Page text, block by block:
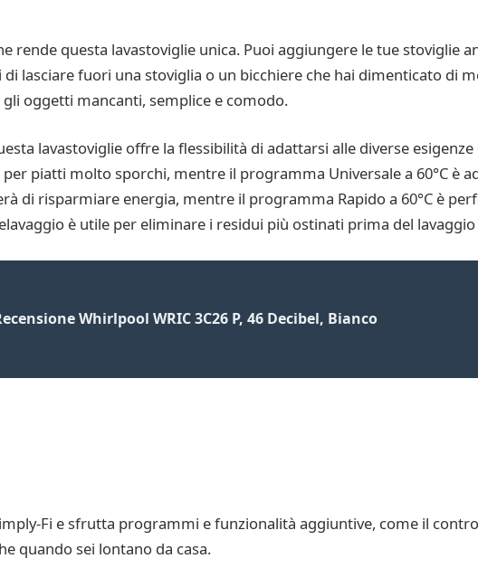
rende questa lavastoviglie unica. Puoi aggiungere le tue stoviglie
lasciare fuori una stoviglia o un bicchiere che hai dimenticato di
oggetti mancanti, semplice e comodo.
lavastoviglie offre la flessibilità di adattarsi alle diverse
piatti molto sporchi, mentre il programma Universale a 60°C è
di risparmiare energia, mentre il programma Rapido a 60°C è
è utile per eliminare i residui più ostinati prima del
Whirlpool WRIC 3C26 P, 46 Decibel, Bianco
Fi e sfrutta programmi e funzionalità aggiuntive, come il
quando sei lontano da casa.